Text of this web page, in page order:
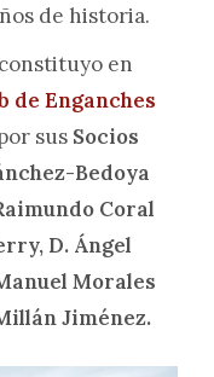
de historia.
en
de Enganches
sus Socios
Bedoya
Coral
D. Ángel
Morales
Jiménez.